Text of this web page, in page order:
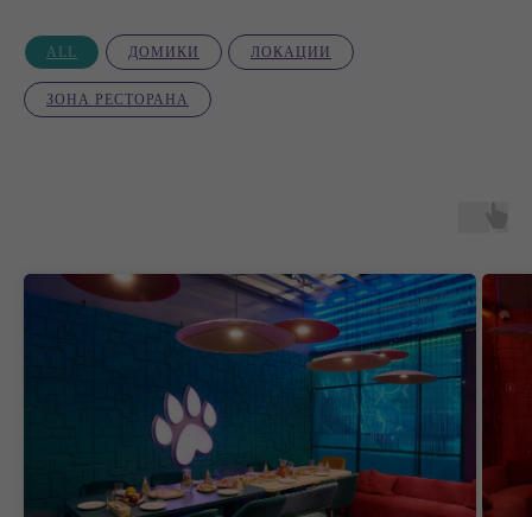
ALL ДОМИКИ ЛОКАЦИИ
ЗОНА РЕСТОРАНА